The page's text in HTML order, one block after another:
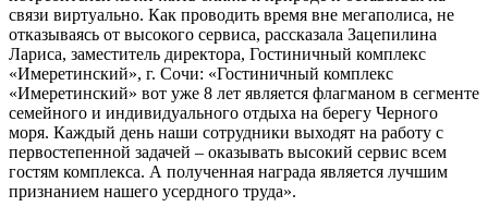
связи виртуально. Как проводить время вне мегаполиса, не
отказываясь от высокого сервиса, рассказала Зацепилина
Лариса, заместитель директора, Гостиничный комплекс
«Имеретинский», г. Сочи: «Гостиничный комплекс
«Имеретинский» вот уже 8 лет является флагманом в сегменте
семейного и индивидуального отдыха на берегу Черного
моря. Каждый день наши сотрудники выходят на работу с
первостепенной задачей – оказывать высокий сервис всем
гостям комплекса. А полученная награда является лучшим
признанием нашего усердного труда».